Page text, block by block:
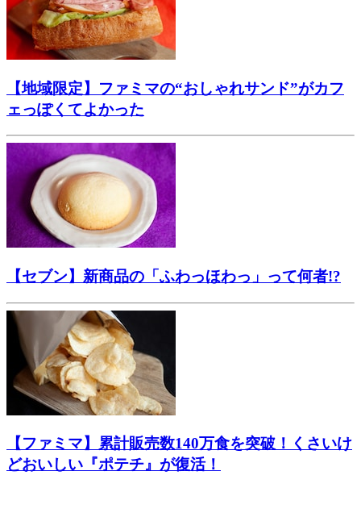
【地域限定】ファミマの“おしゃれサンド”がカフ
ェっぽくてよかった
【セブン】新商品の「ふわっほわっ」って何者!?
【ファミマ】累計販売数140万食を突破！くさいけ
どおいしい『ポテチ』が復活！